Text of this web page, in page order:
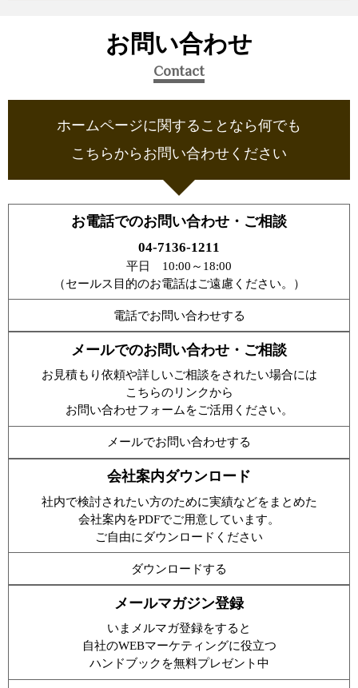
お問い合わせ
Contact
ホームページに関することなら何でも
こちらからお問い合わせください
お電話でのお問い合わせ・ご相談
04-7136-1211
平日 10:00～18:00
（セールス目的のお電話はご遠慮ください。）
電話でお問い合わせする
メールでのお問い合わせ・ご相談
お見積もり依頼や詳しいご相談をされたい場合には
こちらのリンクから
お問い合わせフォームをご活用ください。
メールでお問い合わせする
会社案内ダウンロード
社内で検討されたい方のために実績などをまとめた
会社案内をPDFでご用意しています。
ご自由にダウンロードください
ダウンロードする
メールマガジン登録
いまメルマガ登録をすると
自社のWEBマーケティングに役立つ
ハンドブックを無料プレゼント中